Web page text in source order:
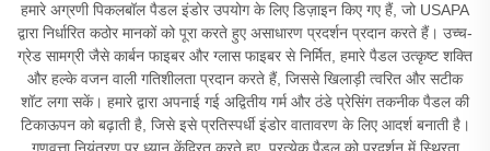
हमारे अग्रणी पिकलबॉल पैडल इंडोर उपयोग के लिए डिज़ाइन किए गए हैं, जो USAPA
द्वारा निर्धारित कठोर मानकों को पूरा करते हुए असाधारण प्रदर्शन प्रदान करते हैं। उच्च-
ग्रेड सामग्री जैसे कार्बन फाइबर और ग्लास फाइबर से निर्मित, हमारे पैडल उत्कृष्ट शक्ति
और हल्के वजन वाली गतिशीलता प्रदान करते हैं, जिससे खिलाड़ी त्वरित और सटीक
शॉट लगा सकें। हमारे द्वारा अपनाई गई अद्वितीय गर्म और ठंडे प्रेसिंग तकनीक पैडल की
टिकाऊपन को बढ़ाती है, जिसे इसे प्रतिस्पर्धी इंडोर वातावरण के लिए आदर्श बनाती है।